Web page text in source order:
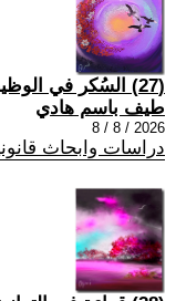
(27) السُكر في الوظيفة العامة
طيف باسم هادي
2026 / 8 / 8
دراسات وابحاث